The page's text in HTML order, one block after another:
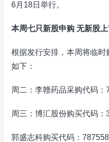
6月18日举行。
本周七只新股申购 无新股
根据发行安排，本周将临
如下：
周二：李赣药品采购代码：
周三：博汇股份购买代码：
郭盛志科购买代码：787558